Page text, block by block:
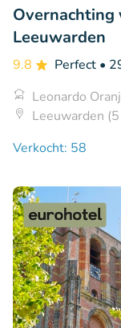
Leeuwarden
9.8 Perfect •
Leonardo
Leeuwarden
Verkocht: 58